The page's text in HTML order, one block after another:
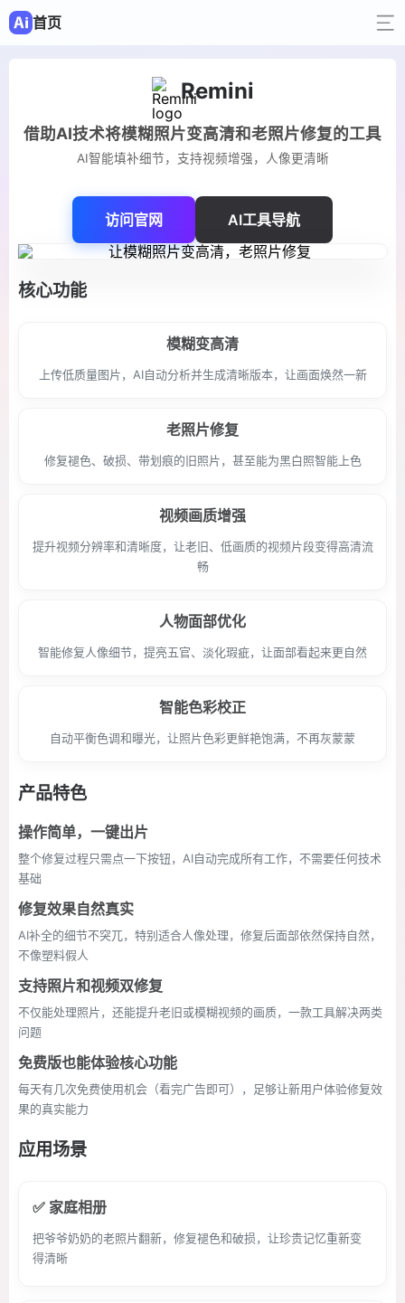
首页
Remini
借助AI技术将模糊照片变高清和老照片修复的工具
AI智能填补细节，支持视频增强，人像更清晰
访问官网 AI工具导航
核心功能
模糊变高清
上传低质量图片，AI自动分析并生成清晰版本，让画面焕然一新
老照片修复
修复褪色、破损、带划痕的旧照片，甚至能为黑白照智能上色
视频画质增强
提升视频分辨率和清晰度，让老旧、低画质的视频片段变得高清流
畅
人物面部优化
智能修复人像细节，提亮五官、淡化瑕疵，让面部看起来更自然
智能色彩校正
自动平衡色调和曝光，让照片色彩更鲜艳饱满，不再灰蒙蒙
产品特色
操作简单，一键出片
整个修复过程只需点一下按钮，AI自动完成所有工作，不需要任何技术
基础
修复效果自然真实
AI补全的细节不突兀，特别适合人像处理，修复后面部依然保持自然，
不像塑料假人
支持照片和视频双修复
不仅能处理照片，还能提升老旧或模糊视频的画质，一款工具解决两类
问题
免费版也能体验核心功能
每天有几次免费使用机会（看完广告即可），足够让新用户体验修复效
果的真实能力
应用场景
✅ 家庭相册
把爷爷奶奶的老照片翻新，修复褪色和破损，让珍贵记忆重新变
得清晰